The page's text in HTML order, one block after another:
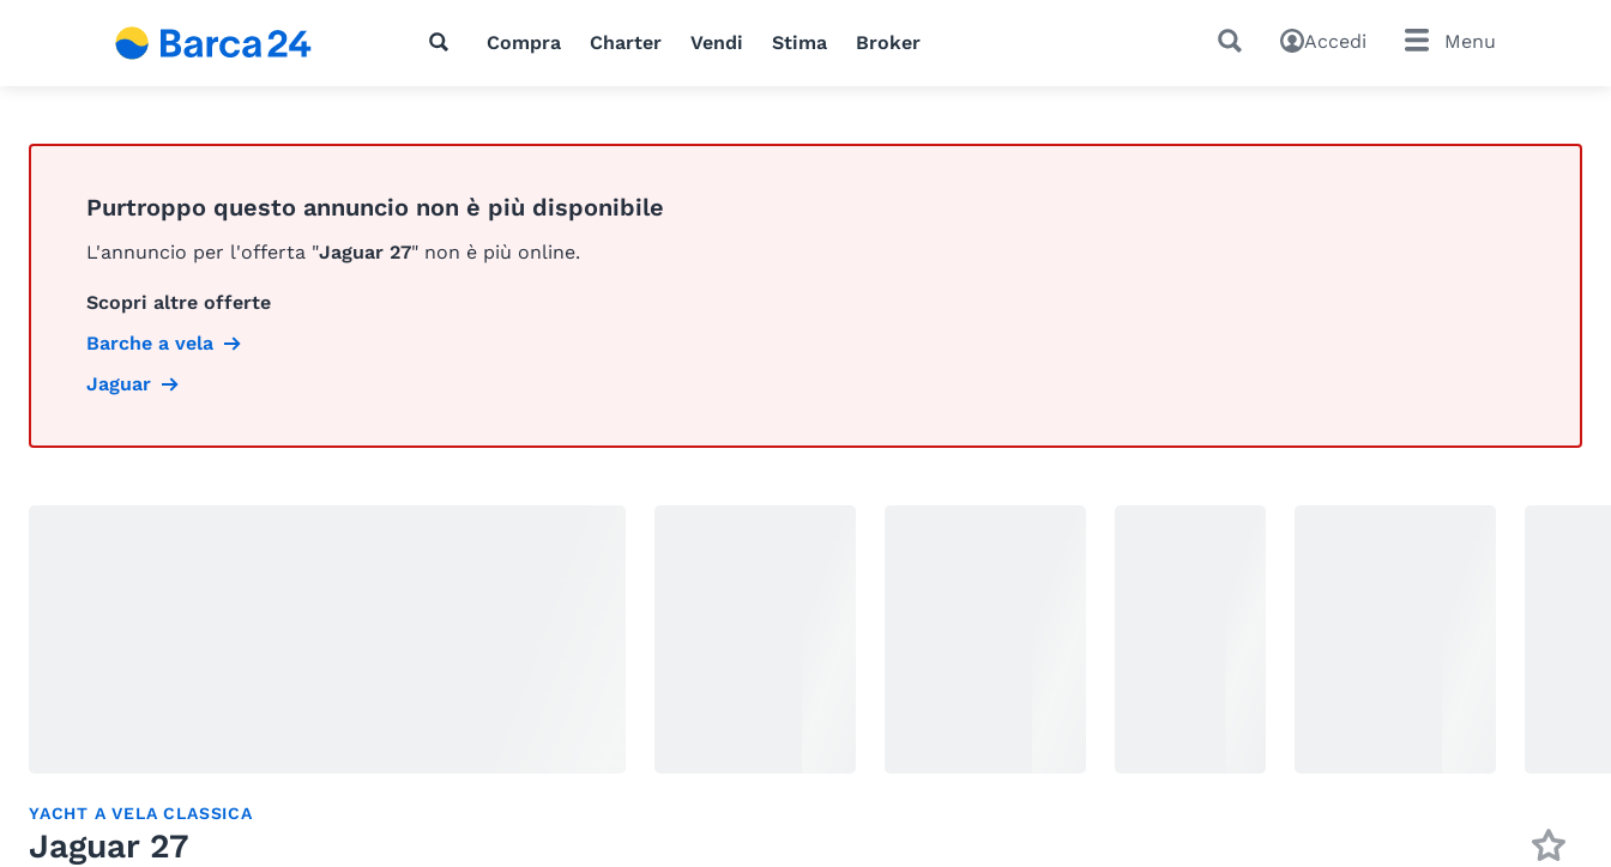
Compra Charter Vendi Stima Broker Accedi Menu
Purtroppo questo annuncio non è più disponibile
L'annuncio per l'offerta "Jaguar 27" non è più online.
Scopri altre offerte
Barche a vela
Jaguar
YACHT A VELA CLASSICA
Jaguar 27